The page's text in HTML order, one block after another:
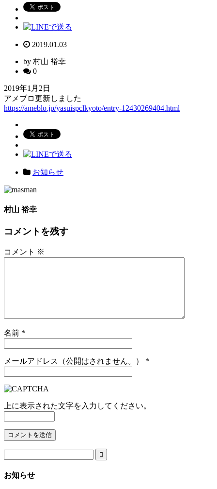
2019.01.03
by 村山 裕幸
0
2019年1月2日
アメブロ更新しました
https://ameblo.jp/yasuispclkyoto/entry-12430269404.html
お知らせ
村山 裕幸
コメントを残す
コメント ※
名前 *
メールアドレス（公開はされません。） *
上に表示された文字を入力してください。

お知らせ